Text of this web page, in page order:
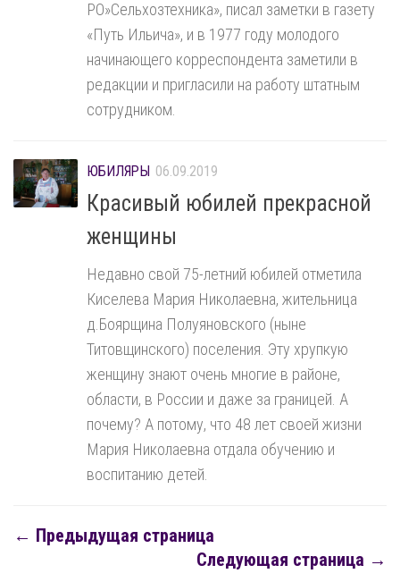
РО»Сельхозтехника», писал заметки в газету
«Путь Ильича», и в 1977 году молодого
начинающего корреспондента заметили в
редакции и пригласили на работу штатным
сотрудником.
ЮБИЛЯРЫ 06.09.2019
Красивый юбилей прекрасной
женщины
Недавно свой 75-летний юбилей отметила
Киселева Мария Николаевна, жительница
д.Боярщина Полуяновского (ныне
Титовщинского) поселения. Эту хрупкую
женщину знают очень многие в районе,
области, в России и даже за границей. А
почему? А потому, что 48 лет своей жизни
Мария Николаевна отдала обучению и
воспитанию детей.
← Предыдущая страница
Следующая страница →